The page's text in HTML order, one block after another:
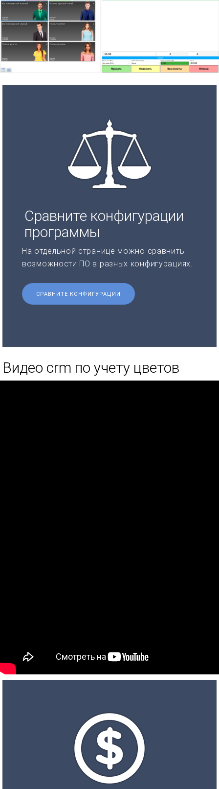
Сравните конфигурации
программы
На отдельной странице можно сравнить
возможности ПО в разных конфигурациях.
СРАВНИТЕ КОНФИГУРАЦИИ
Видео crm по учету цветов